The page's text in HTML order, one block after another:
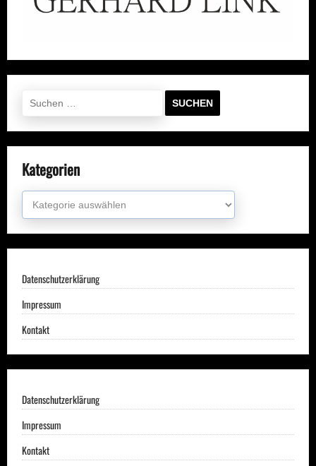
nach:
Kategorien
Kategorien
Datenschutzerklärung
Impressum
Kontakt
Datenschutzerklärung
Impressum
Kontakt